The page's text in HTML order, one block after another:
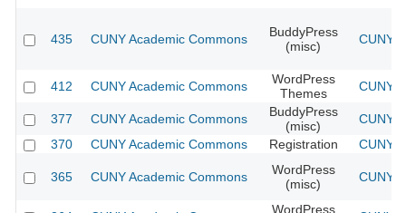
435 CUNY Academic Commons
BuddyPress
(misc)
CUNY
412 CUNY Academic Commons
WordPress
Themes
CUNY
377 CUNY Academic Commons
BuddyPress
(misc)
CUNY
370
CUNY Academic Commons Registration CUNY
365 CUNY Academic Commons
WordPress
(misc)
CUNY
WordPress